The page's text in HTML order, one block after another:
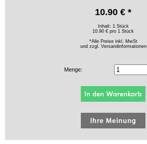
10.90 € *
Inhalt: 1 Stück
10.90 € pro 1 Stück
*Alle Preise inkl. MwSt
und zzgl. Versandinformationen
Menge: